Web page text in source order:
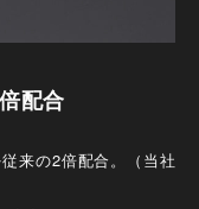
配合
来の2倍配合。（当社